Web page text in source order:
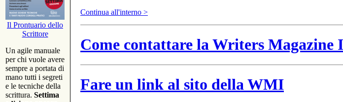
Il Prontuario dello
Scrittore
Un agile manuale
per chi vuole avere
sempre a portata di
mano tutti i segreti
e le tecniche della
scrittura. Settima
Continua all'interno >
Come contattare la Writers Magazine
Fare un link al sito della WMI